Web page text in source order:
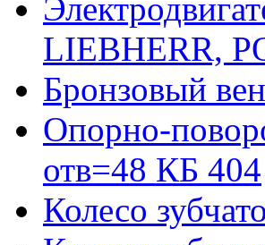
LIEBHERR,
Бронзовый
Опорно-
отв=48 КБ 404
Колесо